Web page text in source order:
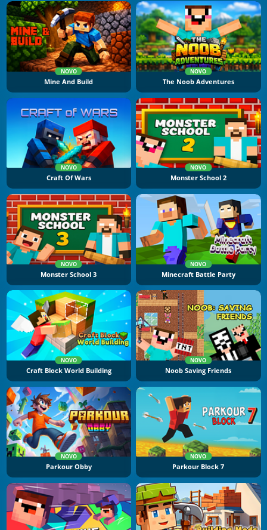
NOVO
Mine And Build
NOVO
The Noob Adventures
NOVO
Craft Of Wars
NOVO
Monster School 2
NOVO
Monster School 3
NOVO
Minecraft Battle Party
NOVO
Craft Block World Building
NOVO
Noob Saving Friends
NOVO
Parkour Obby
NOVO
Parkour Block 7